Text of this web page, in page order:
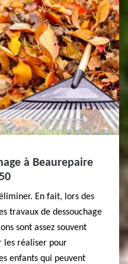
à Beaurepaire
En fait, lors des
travaux de dessouchage
sont assez souvent
les réaliser pour
enfants qui peuvent